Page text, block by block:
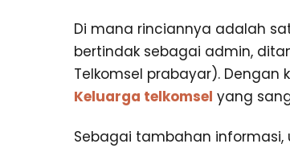
Di mana rinciannya adalah
bertindak sebagai admin,
Telkomsel prabayar). Dengan
Keluarga telkomsel yang
Sebagai tambahan informasi,